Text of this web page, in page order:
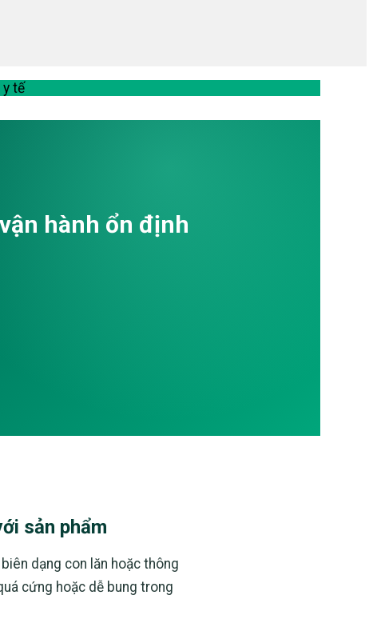
y tế
hành ổn định
sản phẩm
dạng con lăn hoặc thông
cứng hoặc dễ bung trong